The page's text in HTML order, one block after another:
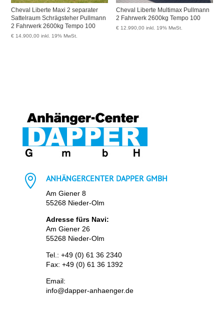
Cheval Liberte Maxi 2 separater
Sattelraum Schrägsteher Pullmann
2 Fahrwerk 2600kg Tempo 100
€ 14.900,00 inkl. 19% MwSt.
Cheval Liberte Multimax Pullmann
2 Fahrwerk 2600kg Tempo 100
€ 12.990,00 inkl. 19% MwSt.
 ANHÄNGERCENTER DAPPER GMBH
Am Giener 8
55268 Nieder-Olm
Adresse fürs Navi:
Am Giener 26
55268 Nieder-Olm
Tel.: +49 (0) 61 36 2340
Fax: +49 (0) 61 36 1392
Email:
info@dapper-anhaenger.de